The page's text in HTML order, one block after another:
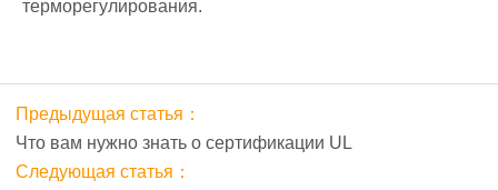
терморегулирования.
Предыдущая статья：
Что вам нужно знать о сертификации UL
Следующая статья：